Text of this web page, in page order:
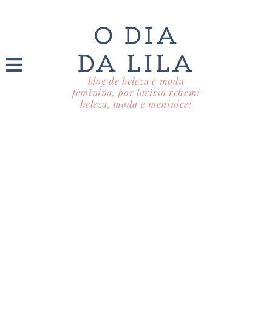
O DIA
DA LILA
blog de beleza e moda
feminina, por larissa rehem!
beleza, moda e meninice!